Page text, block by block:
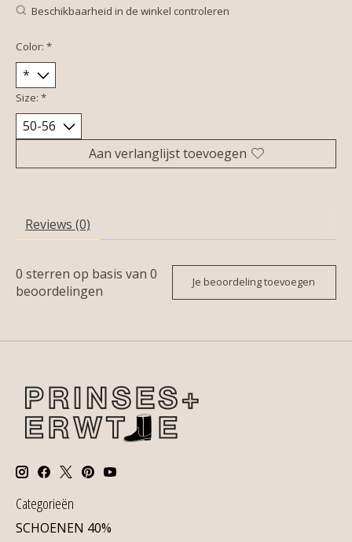
Beschikbaarheid in de winkel controleren
Color: *
Size: *
Aan verlanglijst toevoegen
Reviews (0)
0 sterren op basis van 0
beoordelingen
Je beoordeling toevoegen
Categorieën
SCHOENEN 40%